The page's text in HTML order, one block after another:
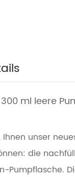
ml leere
Ihnen unser
die
Pumpflasche.